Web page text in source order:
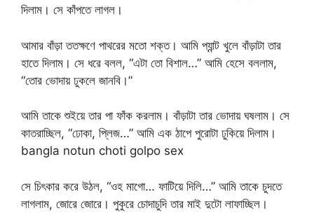
দিলাম। সে কাঁপতে লাগল।
আমার বাঁড়া ততক্ষণে পাথরের মতো শক্ত। আমি প্যান্ট খুলে বাঁড়াটা তার
হাতে দিলাম। সে ধরে বলল, “এটা তো বিশাল…” আমি হেসে বললাম,
“তোর ভোদায় ঢুকলে জানবি।”
আমি তাকে শুইয়ে তার পা ফাঁক করলাম। বাঁড়াটা তার ভোদায় ঘষলাম। সে
কাতরাচ্ছিল, “ঢোকা, প্লিজ…” আমি এক ঠাপে পুরোটা ঢুকিয়ে দিলাম।
bangla notun choti golpo sex
সে চিৎকার করে উঠল, “ওহ মাগো… ফাটিয়ে দিলি…” আমি তাকে চুদতে
লাগলাম, জোরে জোরে। পুকুরে চোদাচুদি তার মাই দুটো লাফাচ্ছিল।